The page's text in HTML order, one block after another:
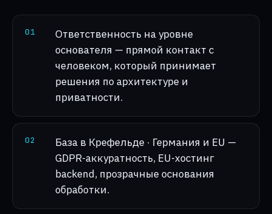
01
Ответственность на уровне
основателя — прямой контакт с
человеком, который принимает
решения по архитектуре и
приватности.
02
База в Крефельде · Германия и EU —
GDPR-аккуратность, EU-хостинг
backend, прозрачные основания
обработки.